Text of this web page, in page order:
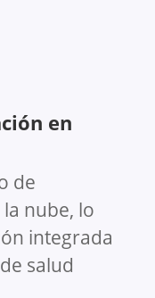
en
de
nube, lo
integrada
salud